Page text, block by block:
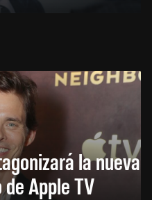
la nueva
Apple TV